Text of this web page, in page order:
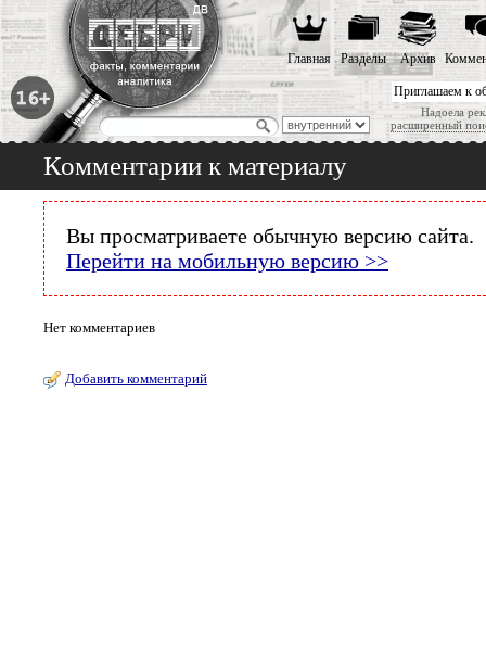
Приглашаем к
Надоела
расширенный
Главная Разделы Архив
Комментарии к материалу
Вы просматриваете обычную версию сайта.
Перейти на мобильную версию >>
Нет комментариев
Добавить комментарий